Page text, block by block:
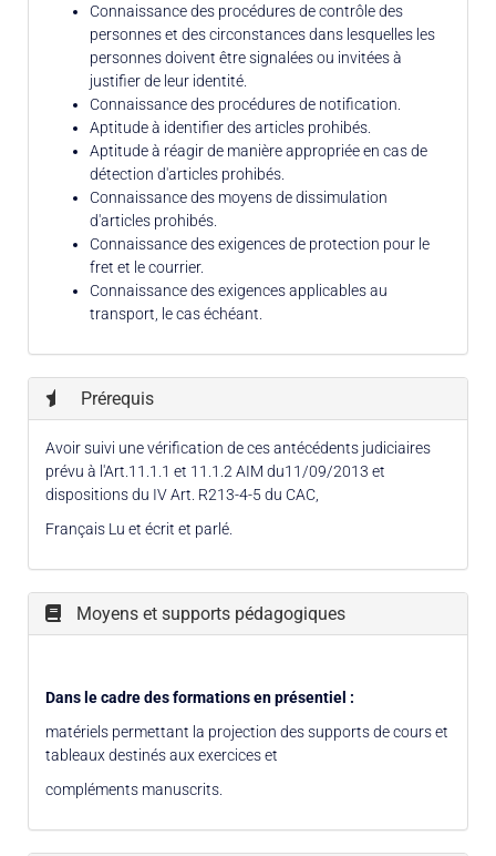
Connaissance des procédures de contrôle des
personnes et des circonstances dans lesquelles les
personnes doivent être signalées ou invitées à
justifier de leur identité.
Connaissance des procédures de notification.
Aptitude à identifier des articles prohibés.
Aptitude à réagir de manière appropriée en cas de
détection d'articles prohibés.
Connaissance des moyens de dissimulation
d'articles prohibés.
Connaissance des exigences de protection pour le
fret et le courrier.
Connaissance des exigences applicables au
transport, le cas échéant.
Prérequis
Avoir suivi une vérification de ces antécédents judiciaires
prévu à l'Art.11.1.1 et 11.1.2 AIM du11/09/2013 et
dispositions du IV Art. R213-4-5 du CAC,
Français Lu et écrit et parlé.
Moyens et supports pédagogiques
Dans le cadre des formations en présentiel :
matériels permettant la projection des supports de cours et
tableaux destinés aux exercices et
compléments manuscrits.